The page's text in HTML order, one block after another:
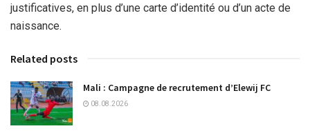
justificatives, en plus d’une carte d’identité ou d’un acte de
naissance.
Related posts
Mali : Campagne de recrutement d’Elewij FC
08.08.2026